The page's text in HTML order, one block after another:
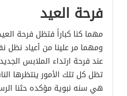
فرحة العيد
مهما كنا كباراً فتظل فرحة
ومهما مر علينا من أعياد نظل
عند فرحة ارتداء الملابس
تظل كل تلك الأمور ينتظرها
هي سنه نبوية مؤكده حثنا